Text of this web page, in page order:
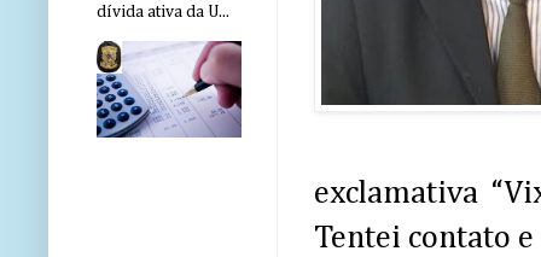
exclamativa
Tentei contato
dívida ativa da U...